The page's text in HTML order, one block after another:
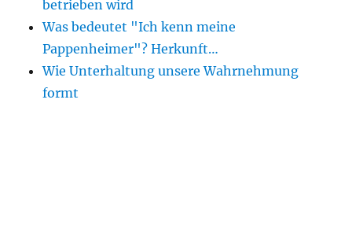
betrieben wird
Was bedeutet "Ich kenn meine
Pappenheimer"? Herkunft…
Wie Unterhaltung unsere Wahrnehmung
formt